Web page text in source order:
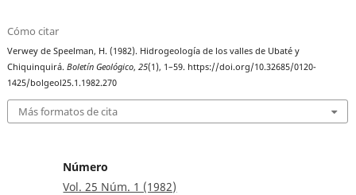
Cómo citar
Verwey de Speelman, H. (1982). Hidrogeología de los valles de Ubaté y
Chiquinquirá.Boletín Geológico,25(1), 1–59. https://doi.org/10.32685/0120-
1425/bolgeol25.1.1982.270
Más formatos de cita
Número
Vol. 25 Núm. 1 (1982)